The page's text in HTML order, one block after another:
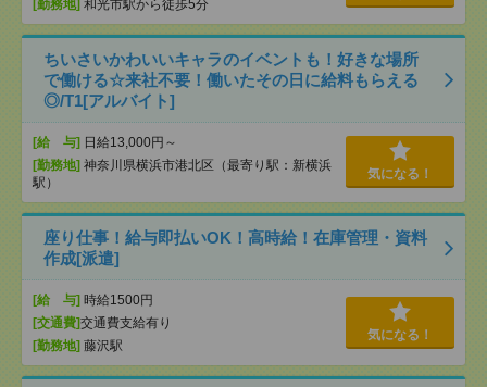
[勤務地] 和光市駅から徒歩5分
ちいさいかわいいキャラのイベントも！好きな場所
で働ける☆来社不要！働いたその日に給料もらえる
◎/T1[アルバイト]
[給 与] 日給13,000円～
[勤務地] 神奈川県横浜市港北区（最寄り駅：新横浜
駅）
気になる！
座り仕事！給与即払いOK！高時給！在庫管理・資料
作成[派遣]
[給 与] 時給1500円
[交通費]交通費支給有り
[勤務地] 藤沢駅
気になる！